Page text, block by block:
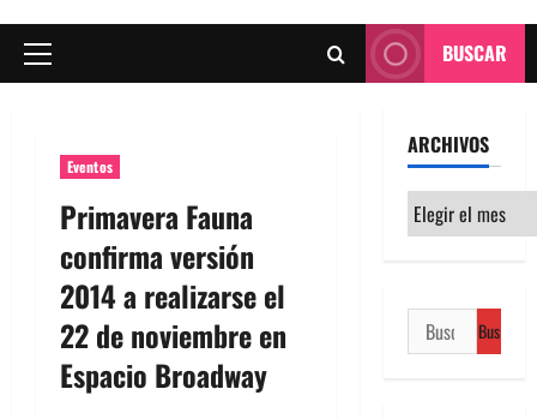
Menú
BUSCAR
Eventos
Primavera Fauna
confirma versión
2014 a realizarse el
22 de noviembre en
Espacio Broadway
ARCHIVOS
Archivos
Buscar: